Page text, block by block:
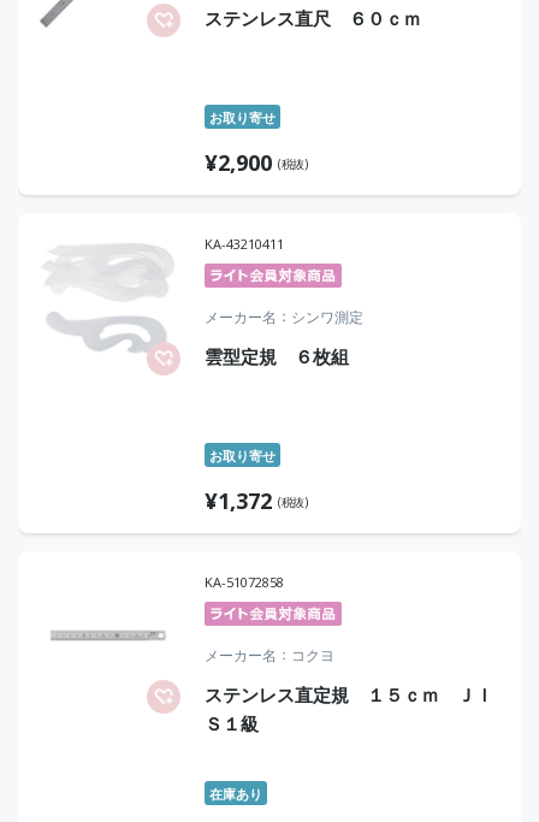
ステンレス直尺 ６０ｃｍ
お取り寄せ
¥2,900 (税抜)
KA-43210411
メーカー名 シンワ測定
雲型定規 ６枚組
お取り寄せ
¥1,372 (税抜)
KA-51072858
メーカー名 コクヨ
ステンレス直定規 １５ｃｍ ＪＩ
Ｓ１級
在庫あり